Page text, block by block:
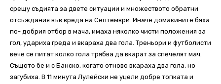
срещу съдията за двете ситуации и множеството обратни
отсъждания във вреда на Септември. Иначе домакините бяха
по- добрия отбор в мача, имаха няколко чисти положения за
гол, удариха греда и вкараха два гола. Треньори и футболисти
вече се питат колко гола трябва да вкарат за спечелят мач.
Същото бе и с Банско, когато отново вкараха два гола, но
загубиха. В 11 минута Лулейски не уцели добре топката и